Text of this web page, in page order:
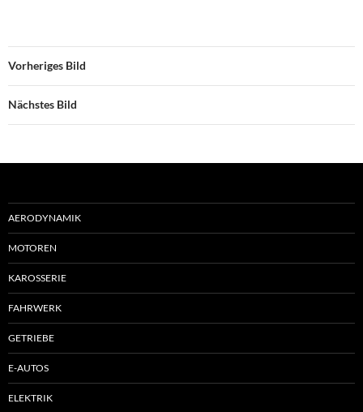
Vorheriges Bild
Nächstes Bild
AERODYNAMIK
MOTOREN
KAROSSERIE
FAHRWERK
GETRIEBE
E-AUTOS
ELEKTRIK